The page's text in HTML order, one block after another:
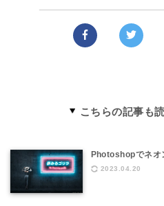
こちらの記事も
Photoshopでネオ
2023.04.20